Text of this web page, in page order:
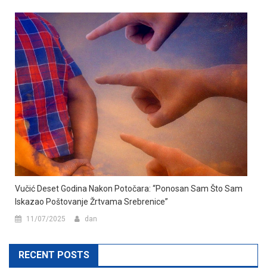
Vučić Deset Godina Nakon Potočara: “Ponosan Sam Što Sam
Iskazao Poštovanje Žrtvama Srebrenice”
11/07/2025 dan
RECENT POSTS